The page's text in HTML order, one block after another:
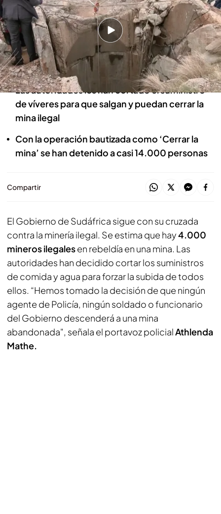
Redacción digital Noticias Cuatro
15 NOV 2024 - 21:29h.
Varios voluntarios que han participado en el
rescate afirman que hay unos 4.000 mineros
bajo tierra
Las autoridades les han cortado el suministro
de víveres para que salgan y puedan cerrar la
mina ilegal
Con la operación bautizada como ‘Cerrar la
mina’ se han detenido a casi 14.000 personas
Compartir
El Gobierno de Sudáfrica sigue con su cruzada
contra la minería ilegal. Se estima que hay4.000
mineros ilegalesen rebeldía en una mina. Las
autoridades han decidido cortar los suministros
de comida y agua para forzar la subida de todos
ellos. “Hemos tomado la decisión de que ningún
agente de Policía, ningún soldado o funcionario
del Gobierno descenderá a una mina
abandonada", señala el portavoz policialAthlenda
Mathe.